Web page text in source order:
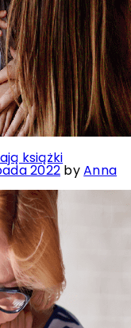
książki
2022 byAnna